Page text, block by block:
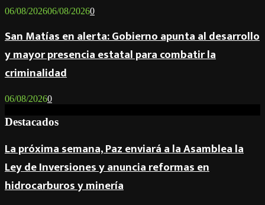
06/08/202606/08/20260
San Matías en alerta: Gobierno apunta al desarrollo
y mayor presencia estatal para combatir la
criminalidad
06/08/20260
Destacados
La próxima semana, Paz enviará a la Asamblea la
Ley de Inversiones y anuncia reformas en
hidrocarburos y minería